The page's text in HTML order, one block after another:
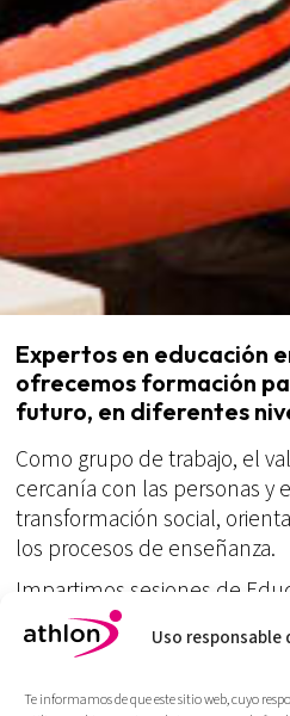
Uso responsable
Te informamos de que este sitio web, cuyo
Expertos en educación
ofrecemos formación
futuro, en diferentes
Como grupo de trabajo, el
cercanía con las personas y
transformación social,
los procesos de enseñanza.
Impartimos sesiones de
Obligatoria, Bachillerato,
Universidad (Grado en